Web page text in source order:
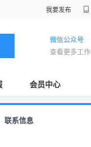
我要发布
微信公众号
查看更多工作
会员中心
联系信息